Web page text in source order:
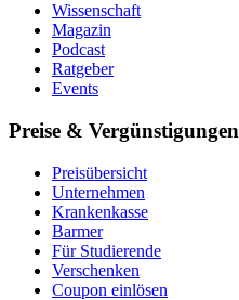
Wissenschaft
Magazin
Podcast
Ratgeber
Events
Preise & Vergünstigungen
Preisübersicht
Unternehmen
Krankenkasse
Barmer
Für Studierende
Ver­schen­ken
Coupon einlösen